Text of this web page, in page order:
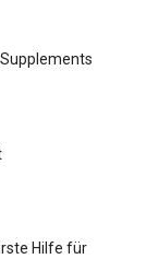
Hilfe für